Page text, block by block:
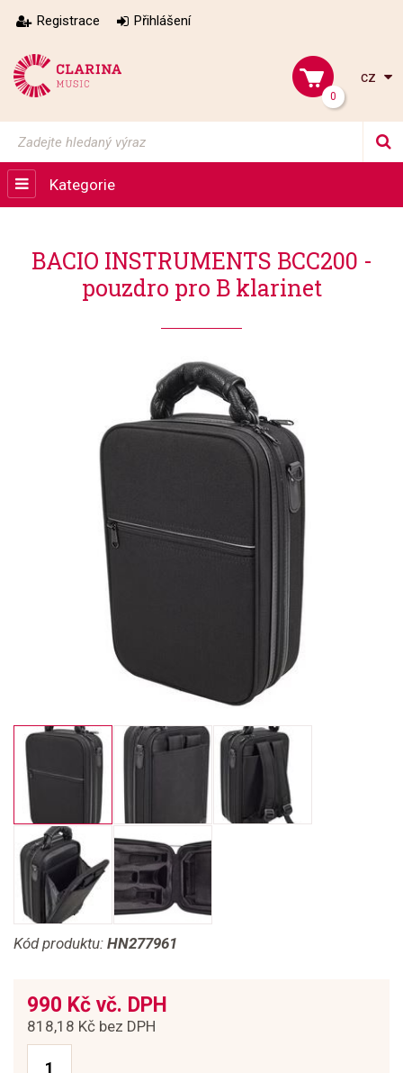
Registrace Přihlášení
0
cz
Kategorie
BACIO INSTRUMENTS BCC200 -
pouzdro pro B klarinet
Kód produktu: HN277961
990 Kč vč. DPH
818,18 Kč bez DPH